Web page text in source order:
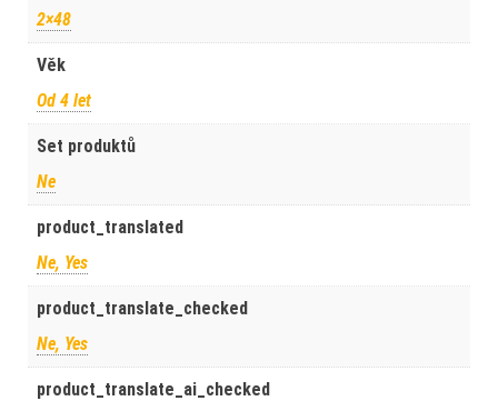
2×48
Věk
Od 4 let
Set produktů
Ne
product_translated
Ne, Yes
product_translate_checked
Ne, Yes
product_translate_ai_checked